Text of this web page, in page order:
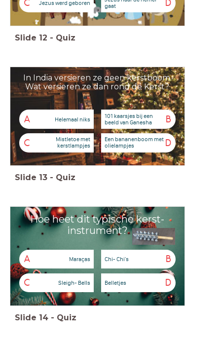
C Jezus werd geboren D
gaat
Slide 12 - Quiz
In India versieren ze geen kerstboom.
Wat versieren ze dan rond de Kerst?
A Helemaal niks B
101 kaarsjes bij een
beeld van Ganesha
C
Mistletoe met
kerstlampjes
D
Een bananenboom met
olielampjes
Slide 13 - Quiz
Hoe heet dit typische kerst-
instrument?
A Maraças B
Chi- Chi's
C Sleigh- Bells D
Belletjes
Slide 14 - Quiz